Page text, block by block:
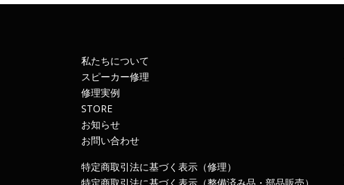
私たちについて
スピーカー修理
修理実例
STORE
お知らせ
お問い合わせ
特定商取引法に基づく表示（修理）